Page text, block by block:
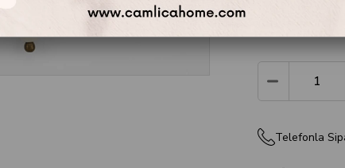
Telefonla